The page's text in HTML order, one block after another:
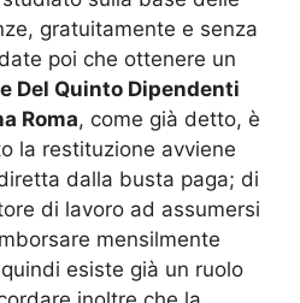
gratuitamente e senza
poi che ottenere un
Del Quinto Dipendenti
Roma, come già detto, è
la restituzione avviene
dalla busta paga; di
di lavoro ad assumersi
mensilmente
esiste già un ruolo